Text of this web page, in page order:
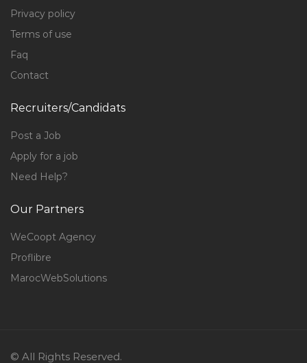
Privacy policy
Terms of use
Faq
Contact
Recruiters/Candidats
Post a Job
Apply for a job
Need Help?
Our Partners
WeCoopt Agency
Proflibre
MarocWebSolutions
© All Rights Reserved.